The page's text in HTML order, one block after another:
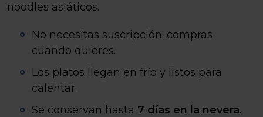
noodles asiáticos.
No necesitas suscripción: compras
cuando quieres.
Los platos llegan en frío y listos para
calentar.
Se conservan hasta 7 días en la nevera.